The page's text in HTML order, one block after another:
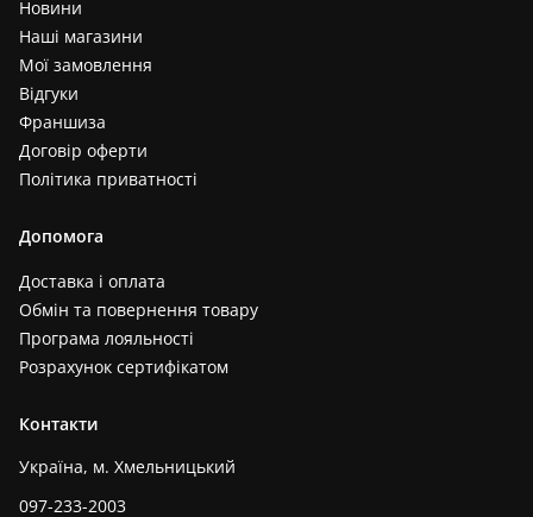
Новини
Наші магазини
Мої замовлення
Відгуки
Франшиза
Договір оферти
Політика приватності
Допомога
Доставка і оплата
Обмін та повернення товару
Програма лояльності
Розрахунок сертифікатом
Контакти
Україна, м. Хмельницький
097-233-2003